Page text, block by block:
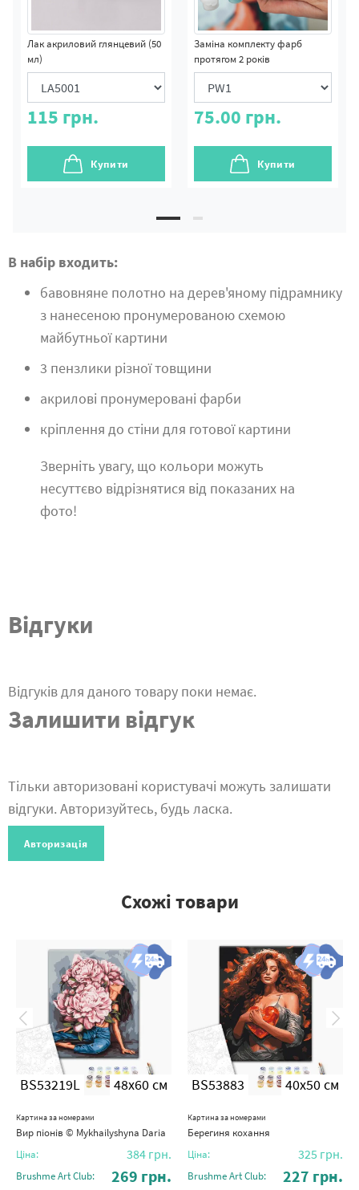
Лак акриловий глянцевий (50
мл)
115 грн.
Купити
Заміна комплекту фарб
протягом 2 років
75.00 грн.
Купити
В набір входить:
бавовняне полотно на дерев'яному підрамнику
з нанесеною пронумерованою схемою
майбутньої картини
3 пензлики різної товщини
акрилові пронумеровані фарби
кріплення до стіни для готової картини
Зверніть увагу, що кольори можуть
несуттєво відрізнятися від показаних на
фото!
Відгуки
Відгуків для даного товару поки немає.
Залишити відгук
Тільки авторизовані користувачі можуть залишати
відгуки. Авторизуйтесь, будь ласка.
Авторизація
Схожі товари
BS53219L 48x60 см
Картина за номерами
Вир піонів © Mykhailyshyna Daria
Ціна: 384 грн.
Brushme Art Club: 269 грн.
BS53883 40x50 см
Картина за номерами
Берегиня кохання
Ціна: 325 грн.
Brushme Art Club: 227 грн.